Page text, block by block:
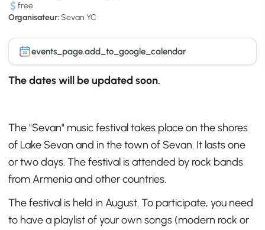
free
Organisateur:Sevan YC
31 events_page.add_to_google_calendar
The dates will be updated soon.
The "Sevan" music festival takes place on the shores
of Lake Sevan and in the town of Sevan. It lasts one
or two days. The festival is attended by rock bands
from Armenia and other countries.
The festival is held in August. To participate, you need
to have a playlist of your own songs (modern rock or